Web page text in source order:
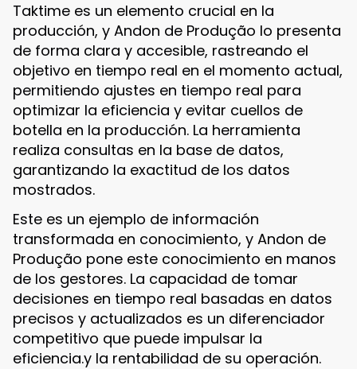
Taktime es un elemento crucial en la
producción, y Andon de Produção lo presenta
de forma clara y accesible, rastreando el
objetivo en tiempo real en el momento actual,
permitiendo ajustes en tiempo real para
optimizar la eficiencia y evitar cuellos de
botella en la producción. La herramienta
realiza consultas en la base de datos,
garantizando la exactitud de los datos
mostrados.
Este es un ejemplo de información
transformada en conocimiento, y Andon de
Produção pone este conocimiento en manos
de los gestores. La capacidad de tomar
decisiones en tiempo real basadas en datos
precisos y actualizados es un diferenciador
competitivo que puede impulsar la
eficiencia.y la rentabilidad de su operación.